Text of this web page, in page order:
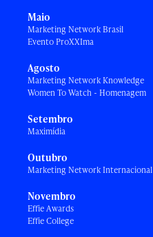
Maio
Marketing Network Brasil
Evento ProXXIma
Agosto
Marketing Network Knowledge
Women To Watch - Homenagem
Setembro
Maximídia
Outubro
Marketing Network Internacional
Novembro
Effie Awards
Effie College